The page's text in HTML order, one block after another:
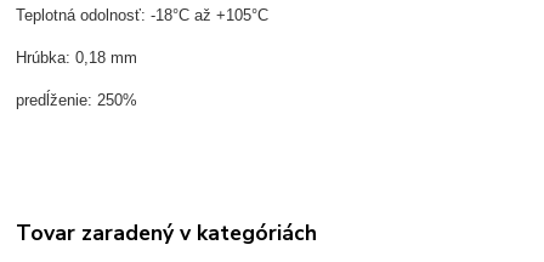
Teplotná odolnosť: -18°C až +105°C
Hrúbka: 0,18 mm
predĺženie: 250%
Tovar zaradený v kategóriách